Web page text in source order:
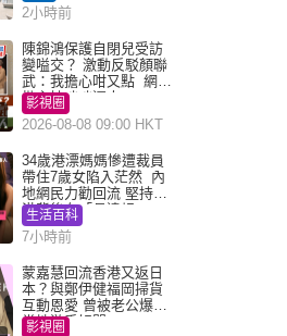
2小時前
陳錦鴻保護自閉兒受訪
變嗌交？ 激動反駁顏聯
武：我擔心咁又點 網民
批主持咄咄逼人
影視圈
2026-08-08 09:00 HKT
34歲港漂媽媽慘遭裁員
帶住7歲女陷入茫然 內
地網民力勸回流 堅持留
港背後有「長遠規
劃」？
生活百科
7小時前
蒙嘉慧回流香港又返日
本？與鄭伊健福岡掃貨
互動恩愛 曾被老公爆在
當地游手好閒
影視圈